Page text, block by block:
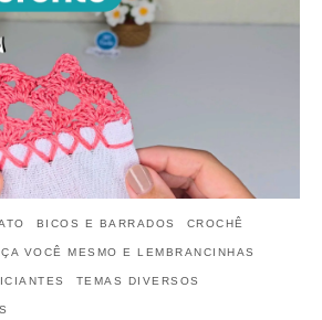
BICOS E BARRADOS CROCHÊ
VOCÊ MESMO E LEMBRANCINHAS
TEMAS DIVERSOS